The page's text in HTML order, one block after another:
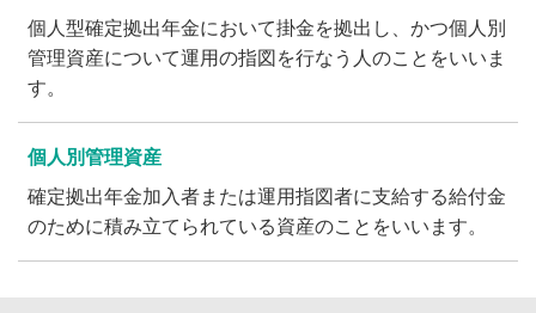
個人型確定拠出年金において掛金を拠出し、かつ個人別
管理資産について運用の指図を行なう人のことをいいま
す。
個人別管理資産
確定拠出年金加入者または運用指図者に支給する給付金
のために積み立てられている資産のことをいいます。